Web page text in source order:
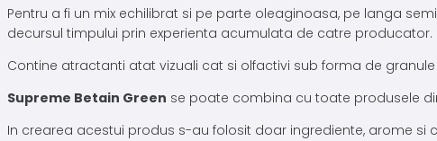
Pentru a fi un mix echilibrat si pe parte oleaginoasa, pe langa
decursul timpului prin experienta acumulata de catre producator.
Contine atractanti atat vizuali cat si olfactivi sub forma de
Supreme Betain Green se poate combina cu toate produsele
In crearea acestui produs s-au folosit doar ingrediente, arome si